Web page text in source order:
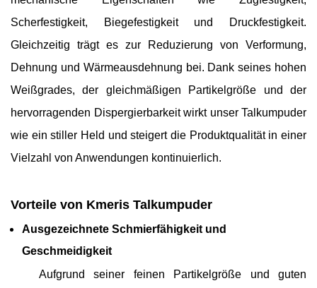
Scherfestigkeit, Biegefestigkeit und Druckfestigkeit.
Gleichzeitig trägt es zur Reduzierung von Verformung,
Dehnung und Wärmeausdehnung bei. Dank seines hohen
Weißgrades, der gleichmäßigen Partikelgröße und der
hervorragenden Dispergierbarkeit wirkt unser Talkumpuder
wie ein stiller Held und steigert die Produktqualität in einer
Vielzahl von Anwendungen kontinuierlich.
Vorteile von Kmeris Talkumpuder
Ausgezeichnete Schmierfähigkeit und
Geschmeidigkeit
Aufgrund seiner feinen Partikelgröße und guten